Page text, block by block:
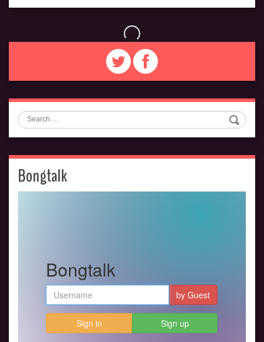
Search
Bongtalk